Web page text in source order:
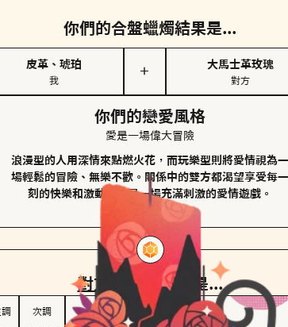
你們的合盤蠟燭結果是...
皮革、琥珀
我
＋
大馬士革玫瑰
對方
你們的戀愛風格
愛是一場偉大冒險
浪漫型的人用深情來點燃火花，而玩樂型則將愛情視為一
場輕鬆的冒險、無樂不歡。關係中的雙方都渴望享受每一
刻的快樂和激動，像是一場充滿刺激的愛情遊戲。
對方 的主調蠟燭是...
調 次調